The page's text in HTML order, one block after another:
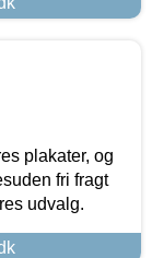
plakater, og
fri fragt
udvalg.